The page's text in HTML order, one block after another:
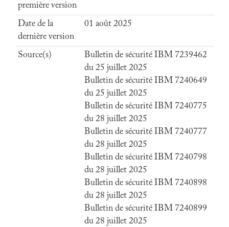
première version
Date de la
dernière version
01 août 2025
Source(s)
Bulletin de sécurité IBM 7239462
du 25 juillet 2025
Bulletin de sécurité IBM 7240649
du 25 juillet 2025
Bulletin de sécurité IBM 7240775
du 28 juillet 2025
Bulletin de sécurité IBM 7240777
du 28 juillet 2025
Bulletin de sécurité IBM 7240798
du 28 juillet 2025
Bulletin de sécurité IBM 7240898
du 28 juillet 2025
Bulletin de sécurité IBM 7240899
du 28 juillet 2025